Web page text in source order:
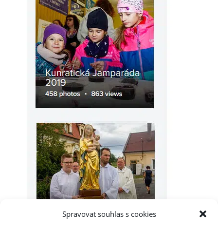
Spravovat souhlas s cookies